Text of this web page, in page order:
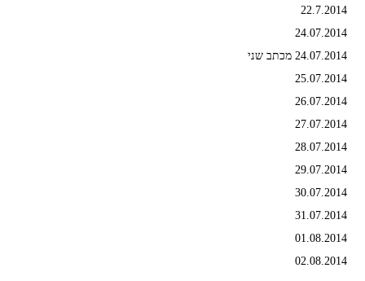
22.7.2014
24.07.2014
24.07.2014 מכתב שני
25.07.2014
26.07.2014
27.07.2014
28.07.2014
29.07.2014
30.07.2014
31.07.2014
01.08.2014
02.08.2014